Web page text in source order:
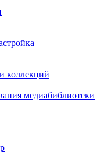
коллекций
медиабиблиотеки